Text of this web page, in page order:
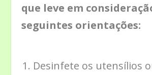
que leve em
seguintes orientações:
Desinfete os utensílios